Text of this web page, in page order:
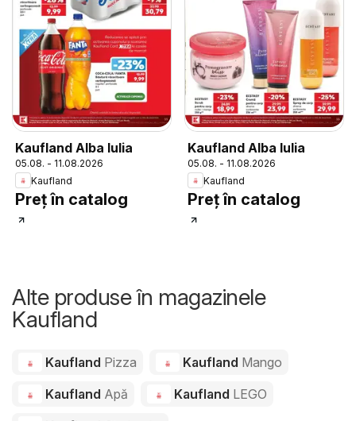
Kaufland Alba Iulia
05.08. - 11.08.2026
Kaufland
Preț în catalog
Kaufland Alba Iulia
05.08. - 11.08.2026
Kaufland
Preț în catalog
Alte produse în magazinele
Kaufland
Kaufland Pizza Kaufland Mango
Kaufland Apă Kaufland LEGO